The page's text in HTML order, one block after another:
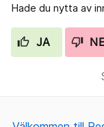
Hade du nytta av
JA